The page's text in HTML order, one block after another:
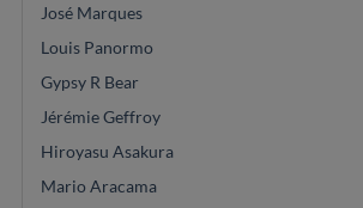
José Marques
Louis Panormo
Gypsy R Bear
Jérémie Geffroy
Hiroyasu Asakura
Mario Aracama